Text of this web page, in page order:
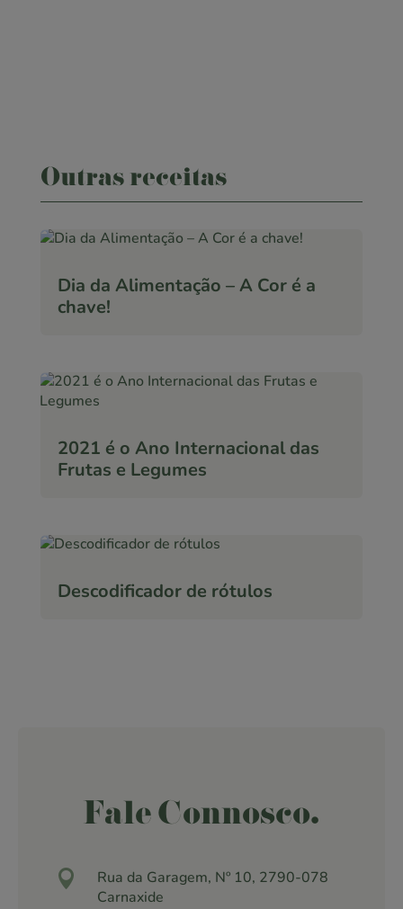
Outras receitas
Dia da Alimentação – A Cor é a
chave!
2021 é o Ano Internacional das
Frutas e Legumes
Descodificador de rótulos
Fale Connosco.

Rua da Garagem, Nº 10, 2790-078
Carnaxide